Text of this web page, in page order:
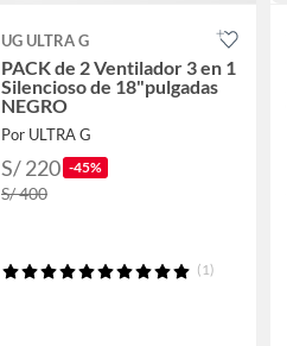
UG ULTRA G
PACK de 2 Ventilador 3 en 1
Silencioso de 18"pulgadas
NEGRO
Por ULTRA G
S/ 220 -45%
S/ 400
(1)